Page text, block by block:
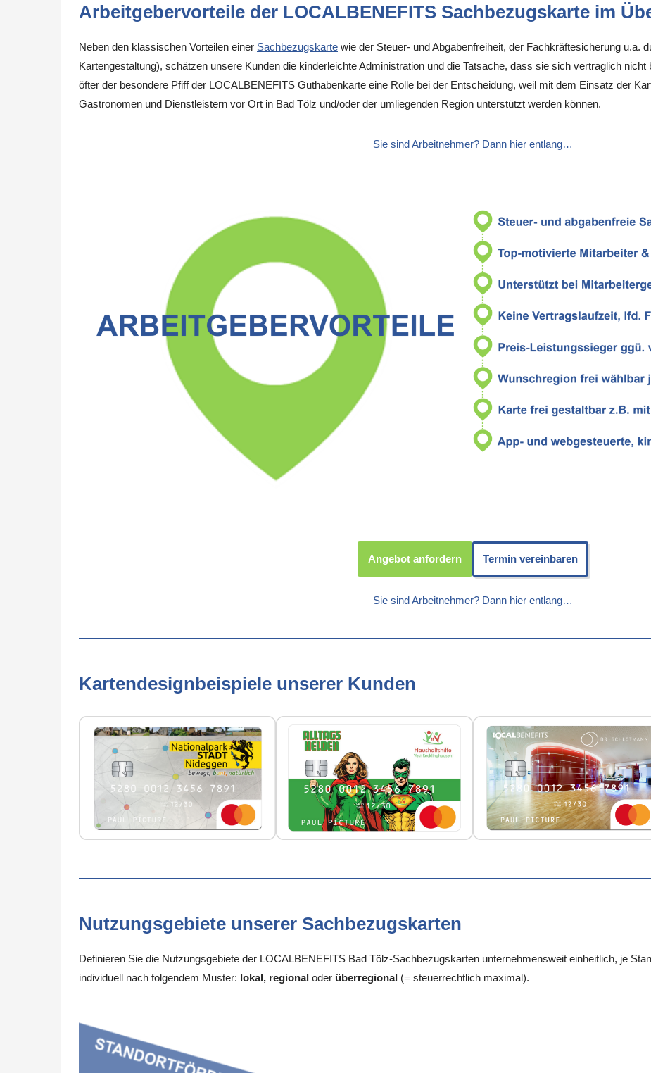
Arbeitgebervorteile der LOCALBENEFITS Sachbezugskarte im
Neben den klassischen Vorteilen einer Sachbezugskarte wie der Steuer- und Abgabenfreiheit, der Fachkräftesicherung u.a.
Kartengestaltung), schätzen unsere Kunden die kinderleichte Administration und die Tatsache, dass sie sich vertraglich
öfter der besondere Pfiff der LOCALBENEFITS Guthabenkarte eine Rolle bei der Entscheidung, weil mit dem Einsatz der
Gastronomen und Dienstleistern vor Ort in Bad Tölz und/oder der umliegenden Region unterstützt werden können.
Sie sind Arbeitnehmer? Dann hier entlang…
Angebot anfordern Termin vereinbaren
Sie sind Arbeitnehmer? Dann hier entlang…
Kartendesignbeispiele unserer Kunden
Nutzungsgebiete unserer Sachbezugskarten
Definieren Sie die Nutzungsgebiete der LOCALBENEFITS Bad Tölz-Sachbezugskarten unternehmensweit einheitlich, je
individuell nach folgendem Muster: lokal, regional oder überregional (= steuerrechtlich maximal).